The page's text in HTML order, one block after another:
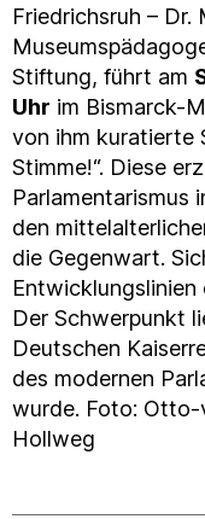
Friedrichsruh – Dr.
Stiftung, führt am
Uhr im Bismarck-
von ihm kuratierte
Stimme!“. Diese
Parlamentarismus
den
die Gegenwart.
Der Schwerpunkt
Deutschen
des modernen
wurde. Foto:
Hollweg